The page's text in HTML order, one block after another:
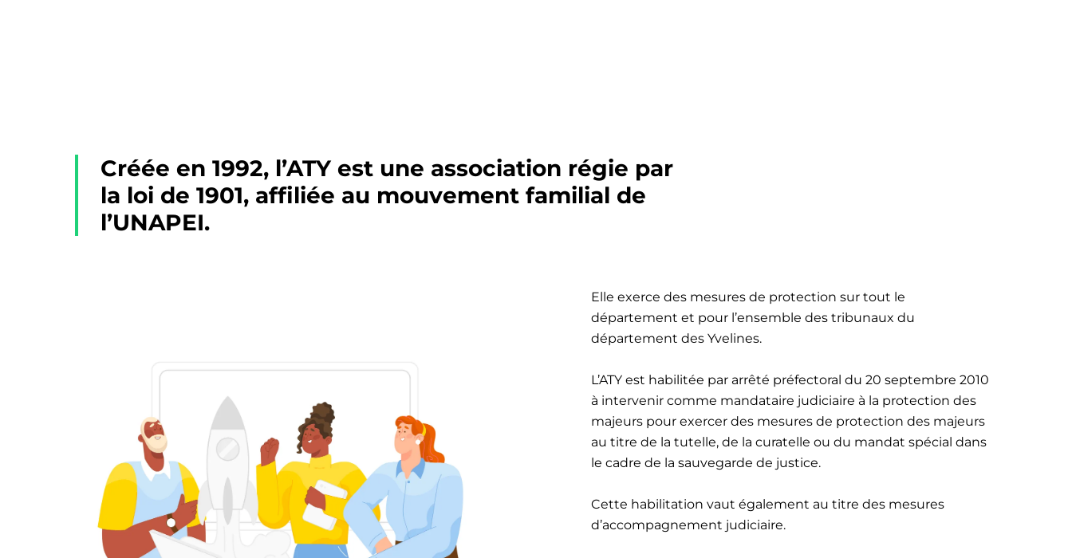
Créée en 1992, l’ATY est une association régie par
la loi de 1901, affiliée au mouvement familial de
l’UNAPEI.
Elle exerce des mesures de protection sur tout le
département et pour l’ensemble des tribunaux du
département des Yvelines.
L’ATY est habilitée par arrêté préfectoral du 20 septembre 2010
à intervenir comme mandataire judiciaire à la protection des
majeurs pour exercer des mesures de protection des majeurs
au titre de la tutelle, de la curatelle ou du mandat spécial dans
le cadre de la sauvegarde de justice.
Cette habilitation vaut également au titre des mesures
d’accompagnement judiciaire.